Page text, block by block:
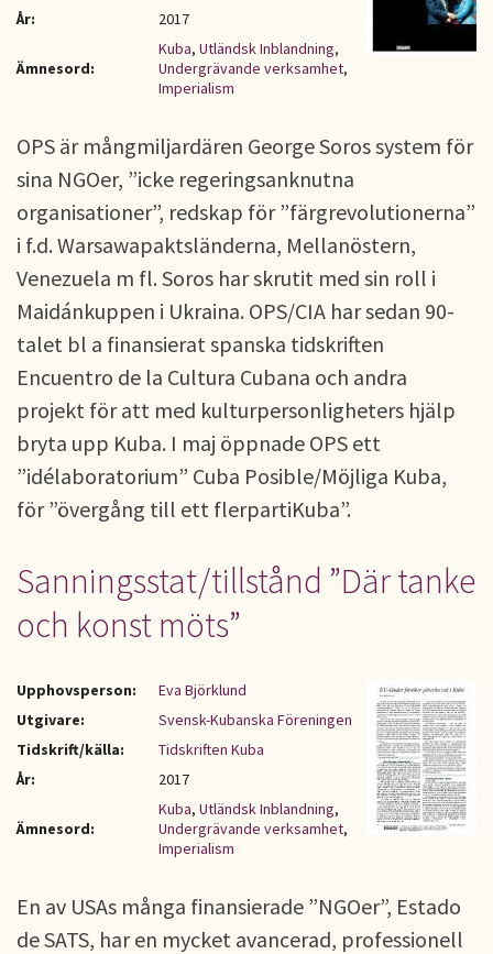
År: 2017
Ämnesord:
Kuba, Utländsk Inblandning,
Undergrävande verksamhet,
Imperialism
OPS är mångmiljardären George Soros system för
sina NGOer, ”icke regeringsanknutna
organisationer”, redskap för ”färgrevolutionerna”
i f.d. Warsawapaktsländerna, Mellanöstern,
Venezuela m fl. Soros har skrutit med sin roll i
Maidánkuppen i Ukraina. OPS/CIA har sedan 90-
talet bl a finansierat spanska tidskriften
Encuentro de la Cultura Cubana och andra
projekt för att med kulturpersonligheters hjälp
bryta upp Kuba. I maj öppnade OPS ett
”idélaboratorium” Cuba Posible/Möjliga Kuba,
för ”övergång till ett flerpartiKuba”.
Sanningsstat/tillstånd ”Där tanke
och konst möts”
Upphovsperson:
Eva Björklund
Utgivare:
Svensk-Kubanska Föreningen
Tidskrift/källa:
Tidskriften Kuba
År:
2017
Ämnesord:
Kuba, Utländsk Inblandning,
Undergrävande verksamhet,
Imperialism
En av USAs många finansierade ”NGOer”, Estado
de SATS, har en mycket avancerad, professionell